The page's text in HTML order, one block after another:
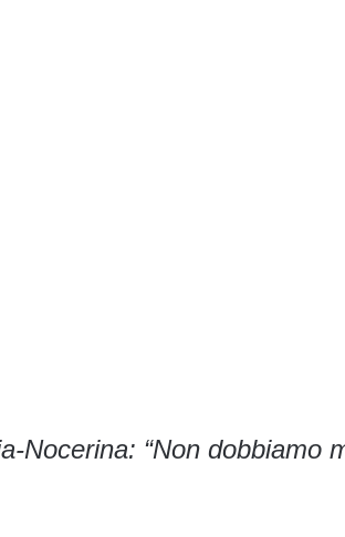
Nocerina: “Non dobbiamo